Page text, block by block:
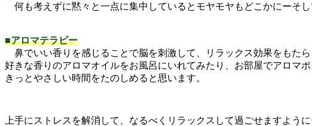
何も考えずに黙々と一点に集中しているとモヤモヤもどこかにーそ
■アロマテラピー
鼻でいい香りを感じることで脳を刺激して、リラックス効果をもたら
好きな香りのアロマオイルをお風呂にいれてみたり、お部屋でアロマ
きっとやさしい時間をたのしめると思います。
上手にストレスを解消して、なるべくリラックスして過ごせますよう